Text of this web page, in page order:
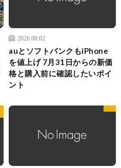
2026.08.02
auとソフトバンクもiPhone
を値上げ 7月31日からの新価
格と購入前に確認したいポイ
ント